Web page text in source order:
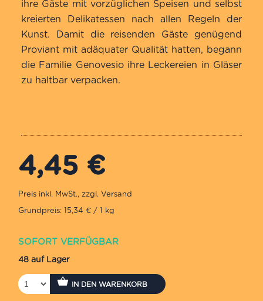
ihre Gäste mit vorzüglichen Speisen und selbst
kreierten Delikatessen nach allen Regeln der
Kunst. Damit die reisenden Gäste genügend
Proviant mit adäquater Qualität hatten, begann
die Familie Genovesio ihre Leckereien in Gläser
zu haltbar verpacken.
4,45 €
Grundpreis: 15,34 € / 1 kg
SOFORT VERFÜGBAR
48 auf Lager
IN DEN WARENKORB